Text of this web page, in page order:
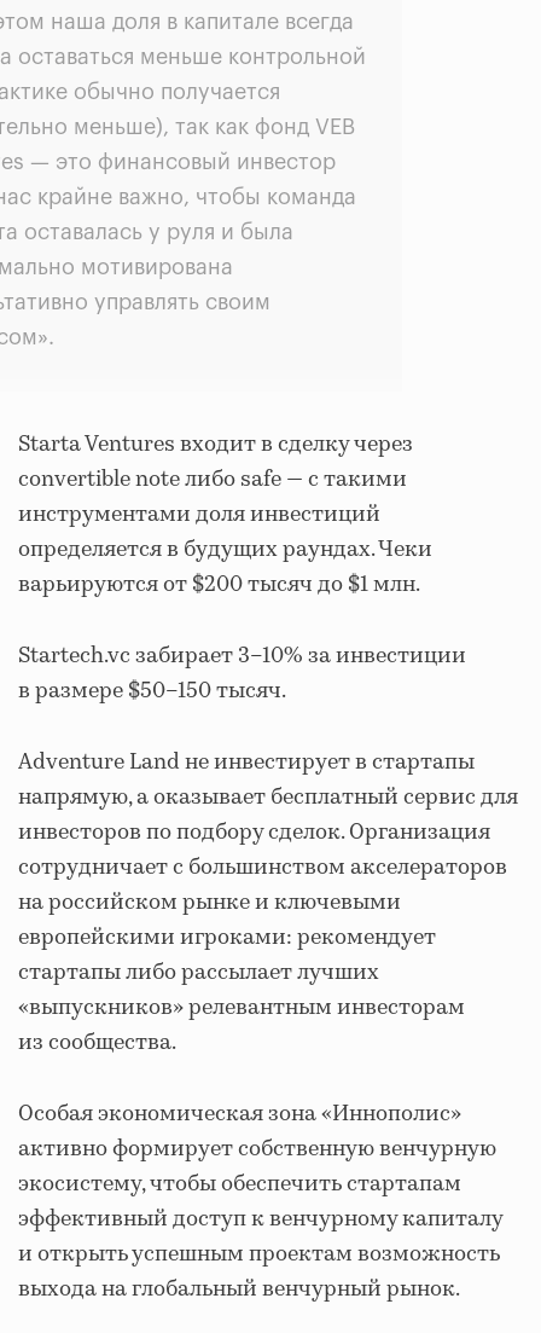
наша доля в капитале всегда
оставаться меньше контрольной
обычно получается
меньше), так как фонд VEB
— это финансовый инвестор
крайне важно, чтобы команда
оставалась у руля и была
мотивирована
управлять своим
Starta Ventures входит в сделку через
convertible note либо safe — с такими
инструментами доля инвестиций
определяется в будущих раундах. Чеки
варьируются от $200 тысяч до $1 млн.
Startech.vc забирает 3–10% за инвестиции
в размере $50–150 тысяч.
Adventure Land не инвестирует в стартапы
напрямую, а оказывает бесплатный сервис для
инвесторов по подбору сделок. Организация
сотрудничает с большинством акселераторов
на российском рынке и ключевыми
европейскими игроками: рекомендует
стартапы либо рассылает лучших
«выпускников» релевантным инвесторам
из сообщества.
Особая экономическая зона «Иннополис»
активно формирует собственную венчурную
экосистему, чтобы обеспечить стартапам
эффективный доступ к венчурному капиталу
и открыть успешным проектам возможность
выхода на глобальный венчурный рынок.